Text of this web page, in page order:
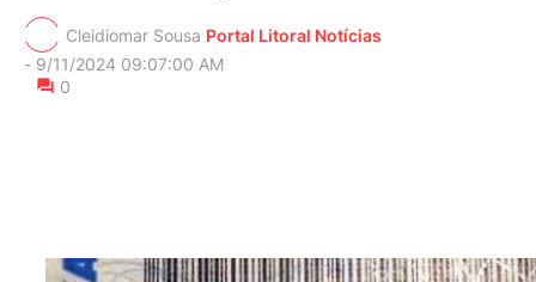
Cleidiomar Sousa Portal Litoral Notícias
- 9/11/2024 09:07:00 AM
0